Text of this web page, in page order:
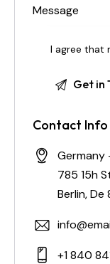
I agree that
Contact Info
Germany
785 15h
Berlin, De
+1 840